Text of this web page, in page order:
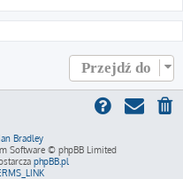
Przejdź do
Bradley
Software © phpBB Limited
phpBB.pl